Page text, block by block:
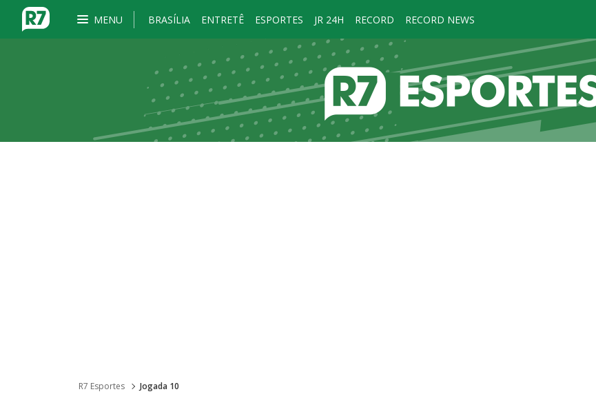
MENU BRASÍLIA ENTRETÊ ESPORTES JR 24H RECORD RECORD NEWS
R7 Esportes Jogada 10